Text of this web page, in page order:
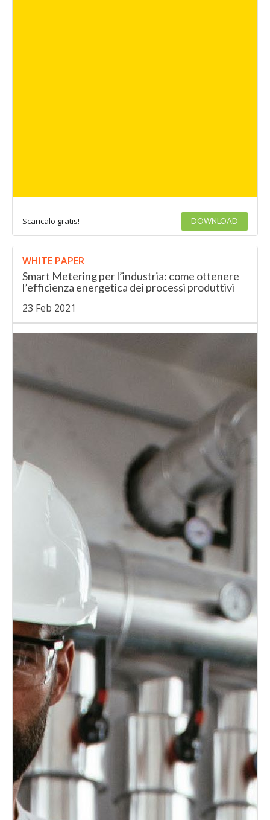
Scaricalo gratis! DOWNLOAD
WHITE PAPER
Smart Metering per l’industria: come ottenere
l’efficienza energetica dei processi produttivi
23 Feb 2021